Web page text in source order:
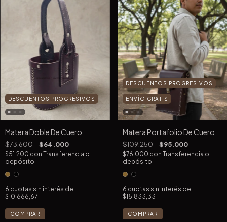
DESCUENTOS PROGRESIVOS
Matera Doble De Cuero
$73.600 $64.000
$51.200 con Transferencia o
depósito
6 cuotas sin interés de
$10.666,67
COMPRAR
DESCUENTOS PROGRESIVOS
ENVÍO GRATIS
Matera Portafolio De Cuero
$109.250 $95.000
$76.000 con Transferencia o
depósito
6 cuotas sin interés de
$15.833,33
COMPRAR